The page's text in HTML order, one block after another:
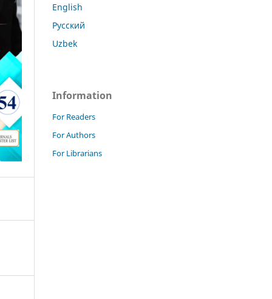
English
Русский
Uzbek
Information
For Readers
For Authors
For Librarians